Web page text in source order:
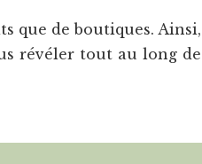
que de boutiques. Ainsi,
révéler tout au long de